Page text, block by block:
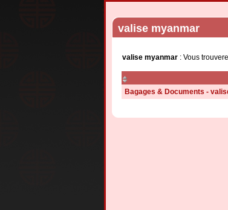
valise myanmar
valise myanmar : Vous
Bagages & Documents -